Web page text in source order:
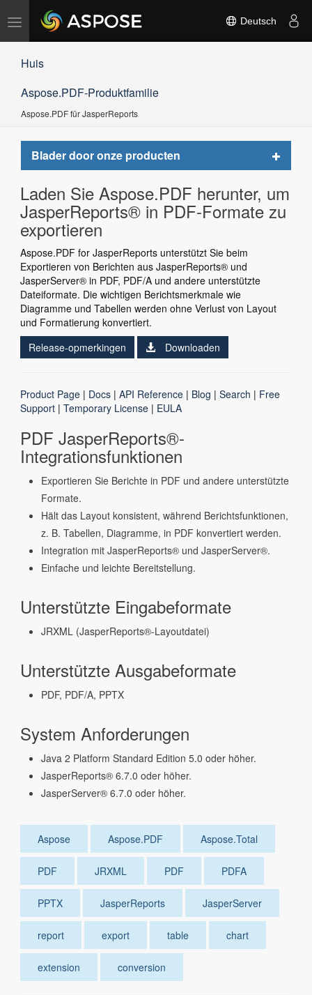
Navigation
umschalten
Deutsch
Huis
Aspose.PDF-Produktfamilie
Aspose.PDF für JasperReports
Blader door onze producten
Toggle
Laden Sie Aspose.PDF herunter, um
JasperReports® in PDF-Formate zu
exportieren
Aspose.PDF for JasperReports unterstützt Sie beim
Exportieren von Berichten aus JasperReports® und
JasperServer® in PDF, PDF/A und andere unterstützte
Dateiformate. Die wichtigen Berichtsmerkmale wie
Diagramme und Tabellen werden ohne Verlust von Layout
und Formatierung konvertiert.
Release-opmerkingen
Downloaden
Product Page | Docs | API Reference | Blog | Search | Free
Support | Temporary License | EULA
PDF JasperReports®-
Integrationsfunktionen
Exportieren Sie Berichte in PDF und andere unterstützte
Formate.
Hält das Layout konsistent, während Berichtsfunktionen,
z. B. Tabellen, Diagramme, in PDF konvertiert werden.
Integration mit JasperReports® und JasperServer®.
Einfache und leichte Bereitstellung.
Unterstützte Eingabeformate
JRXML (JasperReports®-Layoutdatei)
Unterstützte Ausgabeformate
PDF, PDF/A, PPTX
System Anforderungen
Java 2 Platform Standard Edition 5.0 oder höher.
JasperReports® 6.7.0 oder höher.
JasperServer® 6.7.0 oder höher.
Aspose Aspose.PDF Aspose.Total
PDF JRXML PDF PDFA
PPTX JasperReports JasperServer
report export table chart
extension conversion